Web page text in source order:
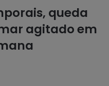
queda
agitado em